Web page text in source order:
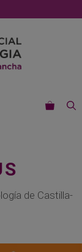
de Castilla-